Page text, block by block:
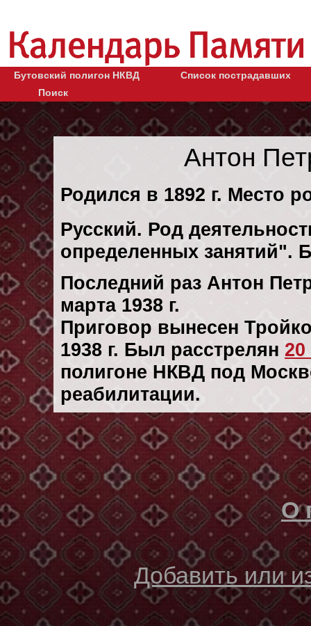
Бутовский полигон НКВД
Список пострадавших
Поиск
Антон
Родился в 1892 г. Место
Русский. Род
определенных занятий".
Последний раз Антон
марта 1938 г.
Приговор вынесен
1938 г. Был расстрелян 20
полигоне НКВД под
реабилитации.
О
Добавить или